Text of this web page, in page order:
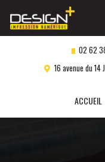
au
contenu
principal
02 62
16 avenue du
ACCUEIL